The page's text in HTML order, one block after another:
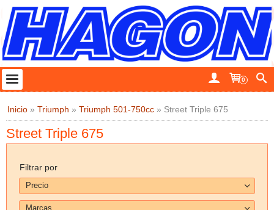
0
Inicio » Triumph » Triumph 501-750cc » Street Triple 675
Street Triple 675
Filtrar por
Precio
Marcas